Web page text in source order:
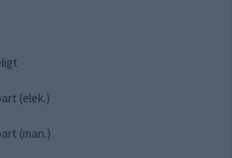
(elek.)
(man.)